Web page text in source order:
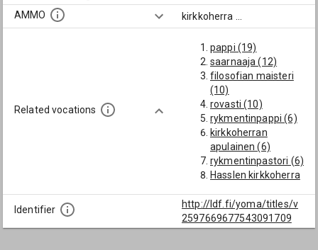
kirkkoherra 1932-
47.)
(Espoon kirkkoherra
1744)
Collin, Abraham
(Espoon kirkkoherra
1720)
Crusell, Nils (Espoon
kirkkoherra
1775(4?))
Erenius, Karl
(Espoon kirkkoherra
Fleege, Axel August
Abraham (Espoon
AMMO
kirkkoherra
Related vocations
pappi (19)
saarnaaja (12)
filosofian maisteri
(10)
rovasti (10)
rykmentinpappi (6)
kirkkoherran
apulainen (6)
rykmentinpastori (6)
Hasslen kirkkoherra
lääninrovasti (4)
pataljoonansaarnaa
ja (4)
Identifier
http://ldf.fi/yoma/titles/v
2597669677543091709